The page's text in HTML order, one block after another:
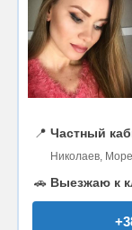
📍 Частный
Николаев,
🚗 Выезжаю к